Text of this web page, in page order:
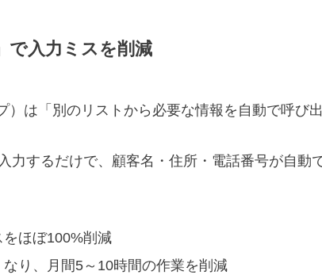
で入力ミスを削減
は「別のリストから必要な情報を自動で呼び出
力するだけで、顧客名・住所・電話番号が自動
ほぼ100%削減
り、月間5～10時間の作業を削減